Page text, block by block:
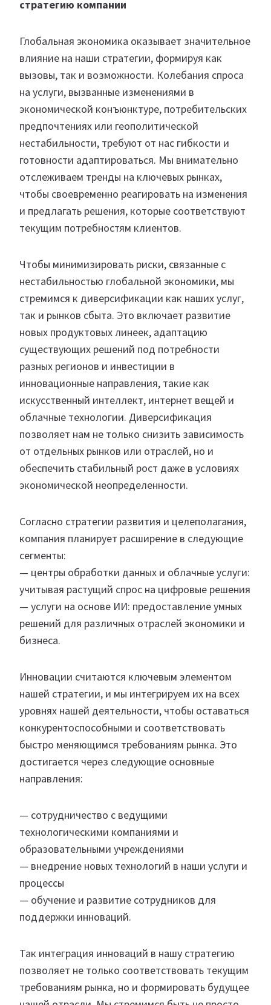
стратегию компании
Глобальная экономика оказывает значительное
влияние на наши стратегии, формируя как
вызовы, так и возможности. Колебания спроса
на услуги, вызванные изменениями в
экономической конъюнктуре, потребительских
предпочтениях или геополитической
нестабильности, требуют от нас гибкости и
готовности адаптироваться. Мы внимательно
отслеживаем тренды на ключевых рынках,
чтобы своевременно реагировать на изменения
и предлагать решения, которые соответствуют
текущим потребностям клиентов.
Чтобы минимизировать риски, связанные с
нестабильностью глобальной экономики, мы
стремимся к диверсификации как наших услуг,
так и рынков сбыта. Это включает развитие
новых продуктовых линеек, адаптацию
существующих решений под потребности
разных регионов и инвестиции в
инновационные направления, такие как
искусственный интеллект, интернет вещей и
облачные технологии. Диверсификация
позволяет нам не только снизить зависимость
от отдельных рынков или отраслей, но и
обеспечить стабильный рост даже в условиях
экономической неопределенности.
Согласно стратегии развития и целеполагания,
компания планирует расширение в следующие
сегменты:
— центры обработки данных и облачные услуги:
учитывая растущий спрос на цифровые решения
— услуги на основе ИИ: предоставление умных
решений для различных отраслей экономики и
бизнеса.
Инновации считаются ключевым элементом
нашей стратегии, и мы интегрируем их на всех
уровнях нашей деятельности, чтобы оставаться
конкурентоспособными и соответствовать
быстро меняющимся требованиям рынка. Это
достигается через следующие основные
направления:
— сотрудничество с ведущими
технологическими компаниями и
образовательными учреждениями
— внедрение новых технологий в наши услуги и
процессы
— обучение и развитие сотрудников для
поддержки инноваций.
Так интеграция инноваций в нашу стратегию
позволяет не только соответствовать текущим
требованиям рынка, но и формировать будущее